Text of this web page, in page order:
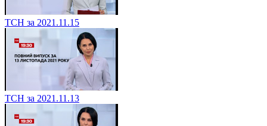
ТСН за 2021.11.15
ТСН за 2021.11.13